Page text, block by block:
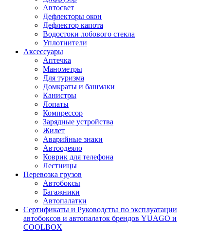
Автосвет
Дефлекторы окон
Дефлектор капота
Водостоки лобового стекла
Уплотнители
Аксессуары
Аптечка
Манометры
Для туризма
Домкраты и башмаки
Канистры
Лопаты
Компрессор
Зарядные устройства
Жилет
Аварийные знаки
Автоодеяло
Коврик для телефона
Лестницы
Перевозка грузов
Автобоксы
Багажники
Автопалатки
Сертификаты и Руководства по эксплуатации
автобоксов и автопалаток брендов YUAGO и
COOLBOX